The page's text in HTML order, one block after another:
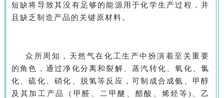
短缺将导致其没有足够的能源用于化学生产过程，并
且缺乏制造产品的关键原材料。
众所周知，天然气在化工生产中扮演着至关重要
的角色，通过净化分离和裂解、蒸汽转化、氧化、氯
化、硫化、硝化、脱氢等反应，可制成合成氨、甲醇
及其加工产品（甲醛、二甲醚、醋酸、烯烃等)、乙